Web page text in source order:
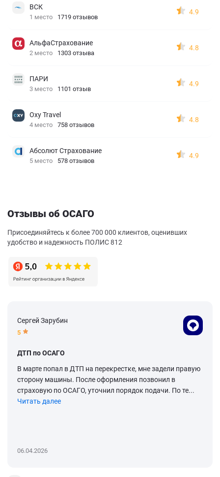
ВСК
1 место 1719 отзывов
4.9
АльфаСтрахование
2 место 1303 отзыва
4.8
ПАРИ
3 место 1101 отзыв
4.9
Oxy Travel
4 место 758 отзывов
4.8
Абсолют Страхование
5 место 578 отзывов
4.9
Отзывы об ОСАГО
Присоединяйтесь к более 700 000 клиентов, оценивших
удобство и надежность ПОЛИС 812
Сергей Зарубин
5
ДТП по ОСАГО
В марте попал в ДТП на перекрестке, мне задели правую
сторону машины. После оформления позвонил в
страховую по ОСАГО, уточнил порядок подачи. По те...
Читать далее
06.04.2026